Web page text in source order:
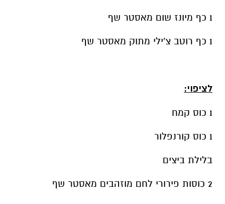
1 כף מיונז שום מאסטר שף
1 כף רוטב צ'ילי מתוק מאסטר שף
לציפוי:
1 כוס קמח
1 כוס קורנפלור
בלילת ביצים
2 כוסות פירורי לחם מוזהבים מאסטר שף